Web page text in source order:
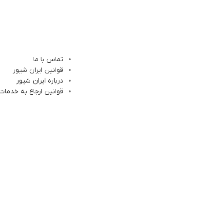
تماس با ما
قوانین ایران شیور
درباره ایران شیور
قوانین ارجاع به